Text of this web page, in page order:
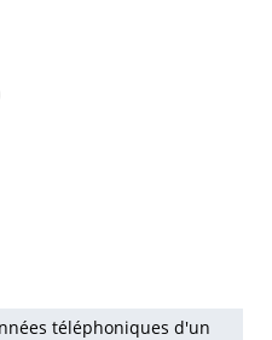
téléphoniques d'un